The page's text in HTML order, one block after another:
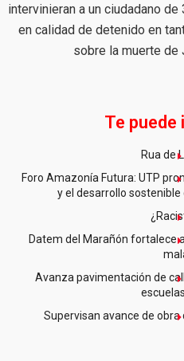
intervinieran a un ciudadano
en calidad de detenido en
sobre la muerte
Te
Rua de
Foro Amazonía Futura: UTP
y el desarrollo
Datem del Marañón fortalece
Avanza pavimentación de
Supervisan avance de